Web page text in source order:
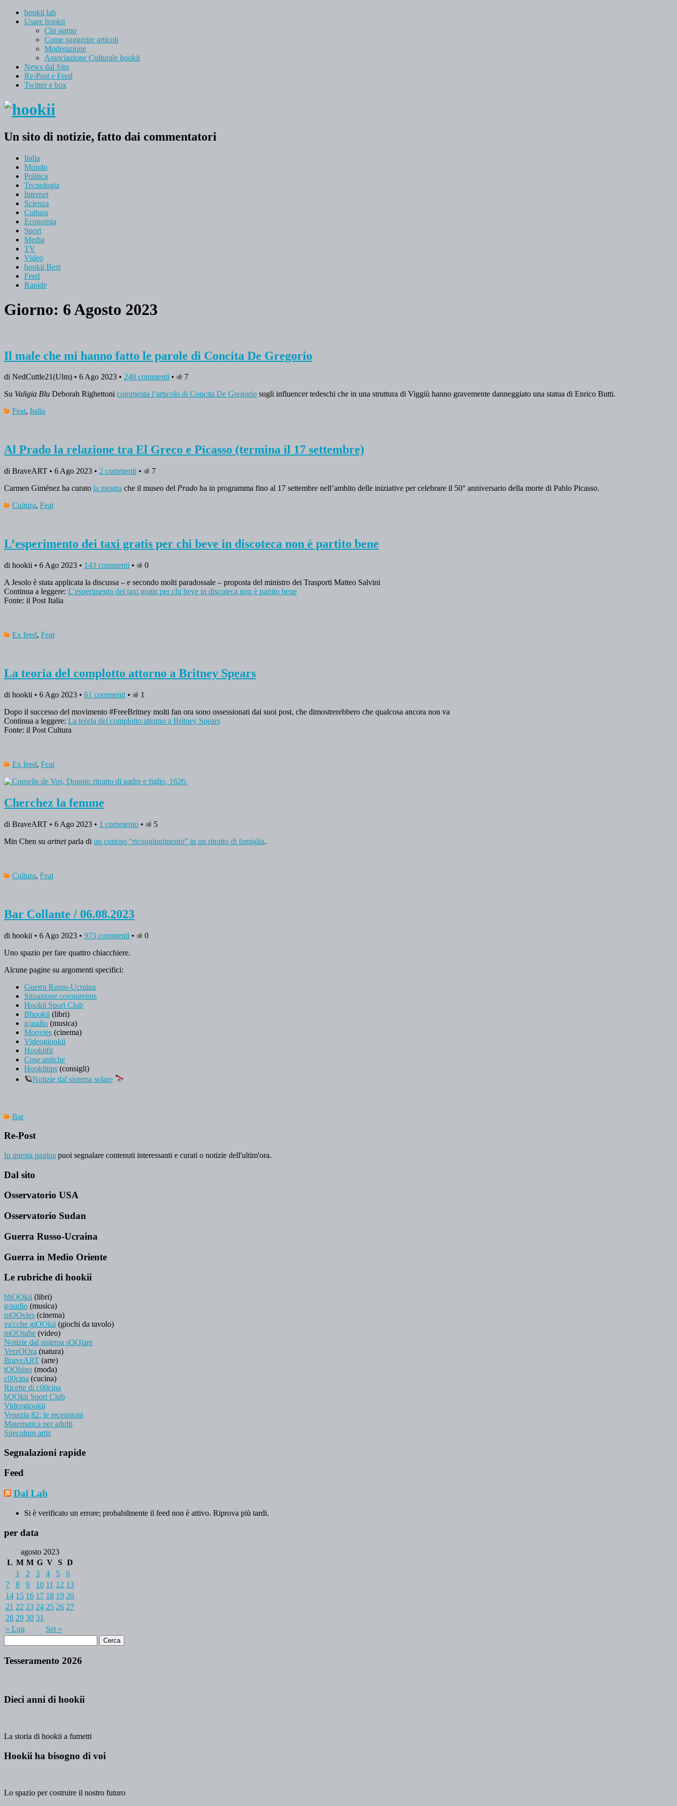
hookii lab
Usare hookii
Chi siamo
Come suggerire articoli
Moderazione
Associazione Culturale hookii
News dal Sito
Re-Post e Feed
Twitter e box
Un sito di notizie, fatto dai commentatori
Italia
Mondo
Politica
Tecnologia
Internet
Scienza
Cultura
Economia
Sport
Media
TV
Video
hookii Best
Feed
Rapide
Giorno: 6 Agosto 2023
Il male che mi hanno fatto le parole di Concita De Gregorio
di NedCuttle21(Ulm) • 6 Ago 2023 • 248 commenti •
7
Su Valigia Blu Deborah Righettoni commenta l’articolo di Concita De Gregorio sugli influencer tedeschi che in una struttura di Viggiù hanno gravemente danneggiato una statua di Enrico Butti.
Feat, Italia
Al Prado la relazione tra El Greco e Picasso (termina il 17 settembre)
di BraveART • 6 Ago 2023 • 2 commenti •
7
Carmen Giménez ha curato la mostra che il museo del Prado ha in programma fino al 17 settembre nell’ambito delle iniziative per celebrare il 50° anniversario della morte di Pablo Picasso.
Cultura, Feat
L’esperimento dei taxi gratis per chi beve in discoteca non è partito bene
di hookii • 6 Ago 2023 • 143 commenti •
0
A Jesolo è stata applicata la discussa – e secondo molti paradossale – proposta del ministro dei Trasporti Matteo Salvini
Continua a leggere: L’esperimento dei taxi gratis per chi beve in discoteca non è partito bene
Fonte: il Post Italia
Ex feed, Feat
La teoria del complotto attorno a Britney Spears
di hookii • 6 Ago 2023 • 61 commenti •
1
Dopo il successo del movimento #FreeBritney molti fan ora sono ossessionati dai suoi post, che dimostrerebbero che qualcosa ancora non va
Continua a leggere: La teoria del complotto attorno a Britney Spears
Fonte: il Post Cultura
Ex feed, Feat
Cherchez la femme
di BraveART • 6 Ago 2023 • 1 commento •
5
Min Chen su artnetparla di un curioso “ricongiugimento” in un ritratto di famiglia.
Cultura, Feat
Bar Collante / 06.08.2023
di hookii • 6 Ago 2023 • 973 commenti •
0
Uno spazio per fare quattro chiacchiere.
Alcune pagine su argomenti specifici:
Guerra Russo-Ucraina
Situazione coronavirus
Hookii Sport Club
Bhookii (libri)
g/audio (musica)
Moovies (cinema)
Videogiookii
Hookiifit
Cose antiche
Hookiitips (consigli)
🪐Notizie dal sistema solare
Bar
Re-Post
In questa pagina puoi segnalare contenuti interessanti e curati o notizie dell'ultim'ora.
Dal sito
Osservatorio USA
Osservatorio Sudan
Guerra Russo-Ucraina
Guerra in Medio Oriente
Le rubriche di hookii
bhOOkii (libri)
g/audio (musica)
mOOvies (cinema)
va'cche giOOkii (giochi da tavolo)
mOOtube (video)
Notizie dal sistema sOOlare
VerzOOra (natura)
BraveART (arte)
tOObino (moda)
c00cina (cucina)
Ricette di c00cina
hOOkii Sport Club
Videogiookii
Venezia 82: le recensioni
Matematica per adulti
Speculum artis
Segnalazioni rapide
Feed
Dal Lab
Si è verificato un errore; probabilmente il feed non è attivo. Riprova più tardi.
per data
agosto 2023
L M M G V S D
« Lug Set »
1 2 3 4 5
6
7
8 9 10 11 12 13
14 15 16 17 18 19 20
21 22 23 24 25 26 27
28 29 30 31
Tesseramento 2026
Dieci anni di hookii
La storia di hookii a fumetti
Hookii ha bisogno di voi
Lo spazio per costruire il nostro futuro